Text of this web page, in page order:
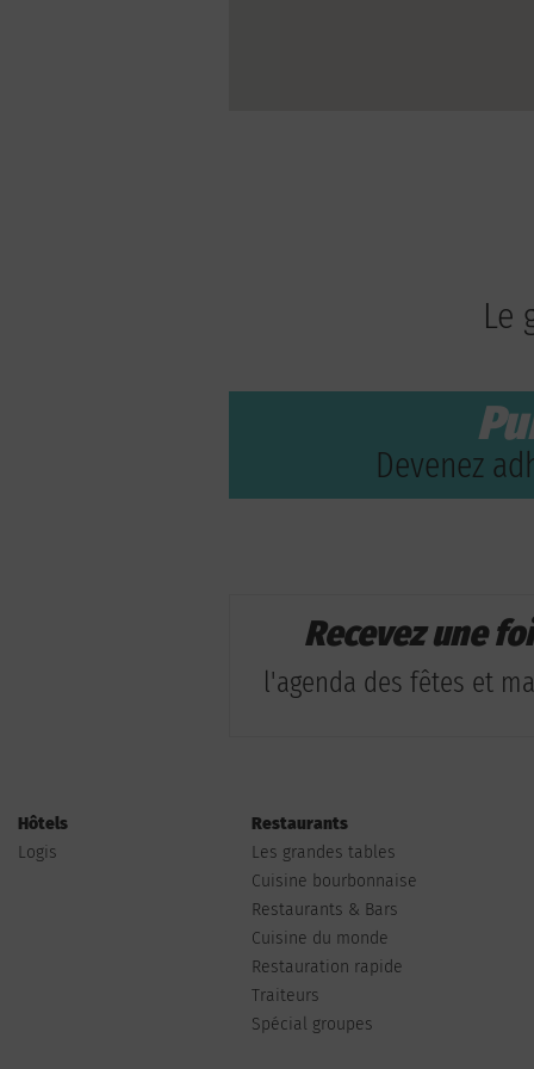
Le
Devenez
Recevez une
l'agenda des fêtes et
Hôtels
Logis
Restaurants
Les grandes tables
Cuisine bourbonnaise
Restaurants & Bars
Cuisine du monde
Restauration rapide
Traiteurs
Spécial groupes